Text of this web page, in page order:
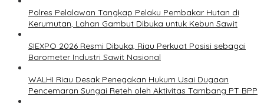
Polres Pelalawan Tangkap Pelaku Pembakar Hutan di
Kerumutan, Lahan Gambut Dibuka untuk Kebun Sawit
SIEXPO 2026 Resmi Dibuka, Riau Perkuat Posisi sebagai
Barometer Industri Sawit Nasional
WALHI Riau Desak Penegakan Hukum Usai Dugaan
Pencemaran Sungai Reteh oleh Aktivitas Tambang PT BPP